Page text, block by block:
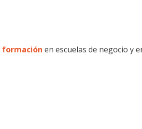
formación en escuelas de negocio y